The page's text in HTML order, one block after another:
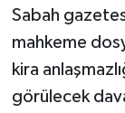
Sabah
mahkeme
kira
görülecek